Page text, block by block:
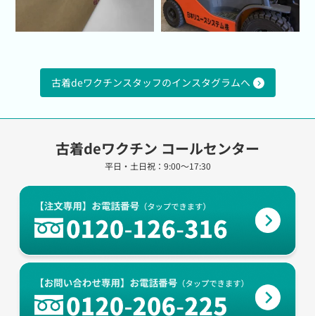
がご自身の個人情報について開示・訂正・削除を希望さ
れる場合の連絡先を下記に示します。 開示・訂正・削
ますので、ご了承ください。
日本リユースシステム株式会社 個人情報保護管理者
山田正人
307
メールでのお問い合わせはこちらから
toiawase@tokutoku-shop.jp
山田正人
〒141-0022
東京都品川区東五反田1-7-11 AIOS五反田アネックス
307
toiawase@tokutoku-shop.jp
古着deワクチンスタッフのインスタグラムへ
古着deワクチン コールセンター
平日・土日祝：9:00～17:30